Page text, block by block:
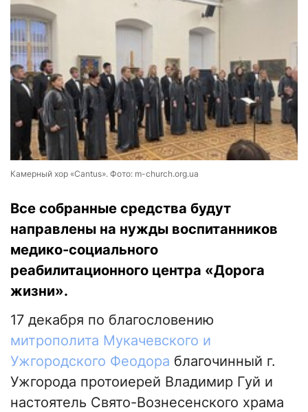
Камерный хор «Cantus». Фото: m-church.org.ua
Все собранные средства будут
направлены на нужды воспитанников
медико-социального
реабилитационного центра «Дорога
жизни».
17 декабря по благословению
митрополита Мукачевского и
Ужгородского Феодора благочинный г.
Ужгорода протоиерей Владимир Гуй и
настоятель Свято-Вознесенского храма